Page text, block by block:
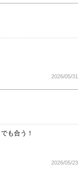
2026/05/31
も合う！
2026/05/23